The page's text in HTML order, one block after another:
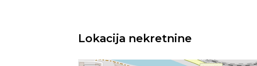
Lokacija nekretnine